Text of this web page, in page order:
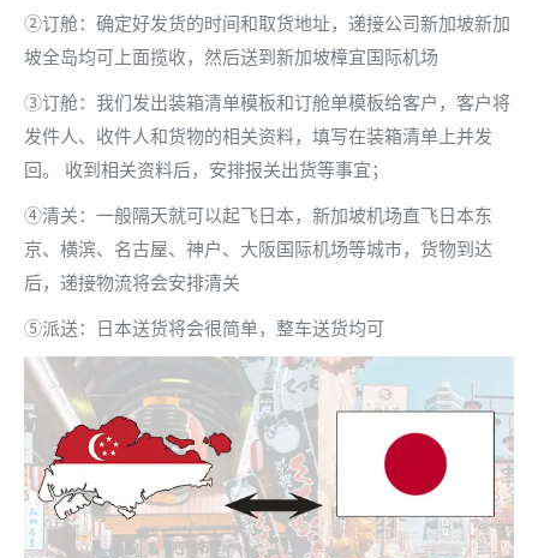
②订舱：确定好发货的时间和取货地址，递接公司新加坡新加
坡全岛均可上面揽收，然后送到新加坡樟宜国际机场
③订舱：我们发出装箱清单模板和订舱单模板给客户，客户将
发件人、收件人和货物的相关资料，填写在装箱清单上并发
回。 收到相关资料后，安排报关出货等事宜；
④清关：一般隔天就可以起飞日本，新加坡机场直飞日本东
京、横滨、名古屋、神户、大阪国际机场等城市，货物到达
后，递接物流将会安排清关
⑤派送：日本送货将会很简单，整车送货均可